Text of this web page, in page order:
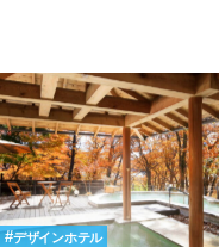
デザインホテル